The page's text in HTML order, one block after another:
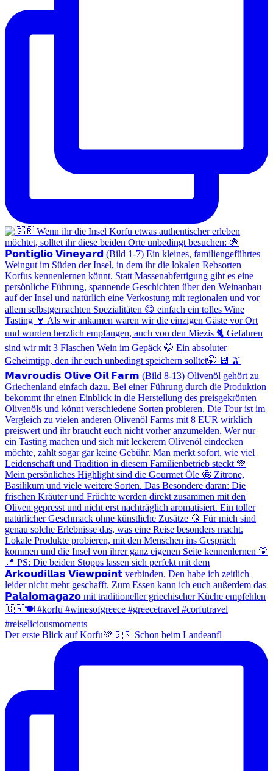
Der erste Blick auf Korfu💚🇬🇷 Schon beim Landeanfl